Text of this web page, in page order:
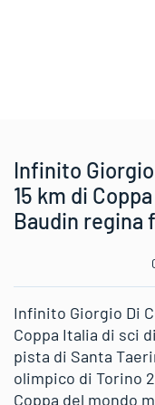
Infinito
15 km di
Baudin regina
Infinito Giorgio Di
Coppa Italia di sci
pista di Santa
olimpico di Torino
Coppa del mondo